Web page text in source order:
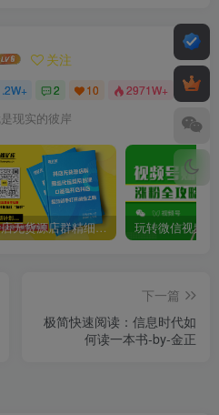
关注
2 10 2971W+
现实的彼岸
抖店无货源店群精细化运营系列课，帮助0基础新手开启抖店创业之路价值888元
下一篇
极简快速阅读：信息时代如
何读一本书-by-金正